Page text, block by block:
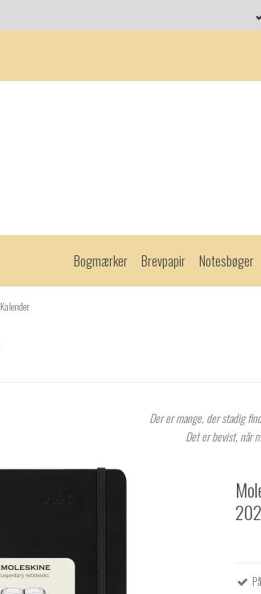
Bogmærker Brevpapir Notesbøger
Kalender
Der er mange, der stadig
Det er bevist, når